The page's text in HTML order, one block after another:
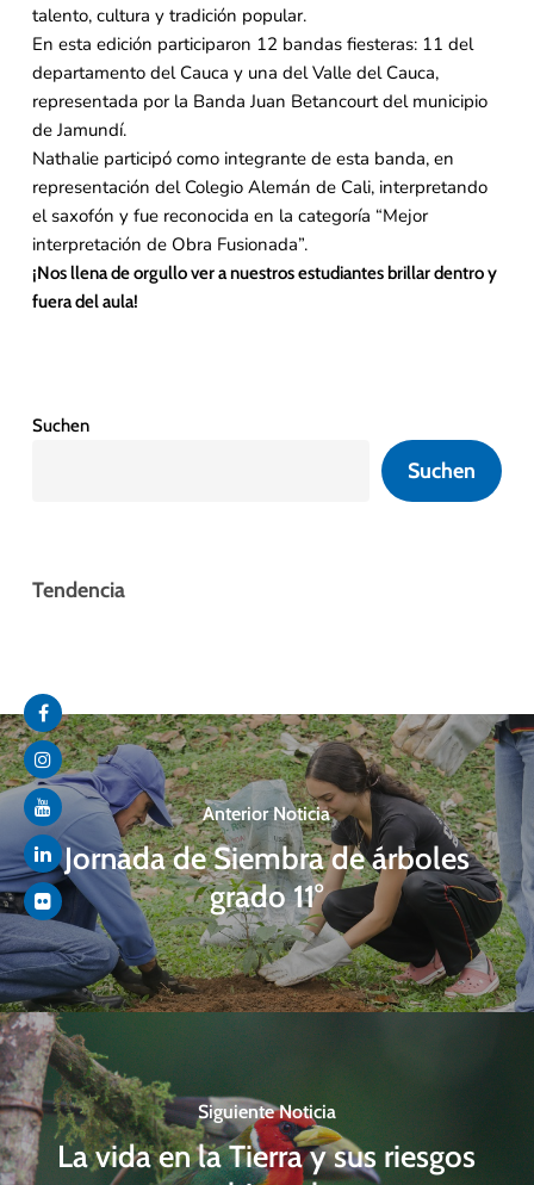
talento, cultura y tradición popular.
En esta edición participaron 12 bandas fiesteras: 11 del
departamento del Cauca y una del Valle del Cauca,
representada por la Banda Juan Betancourt del municipio
de Jamundí.
Nathalie participó como integrante de esta banda, en
representación del Colegio Alemán de Cali, interpretando
el saxofón y fue reconocida en la categoría “Mejor
interpretación de Obra Fusionada”.
¡Nos llena de orgullo ver a nuestros estudiantes brillar dentro y
fuera del aula!
Suchen
Suchen
Tendencia
Anterior Noticia
Jornada de Siembra de árboles
grado 11°
Siguiente Noticia
La vida en la Tierra y sus riesgos